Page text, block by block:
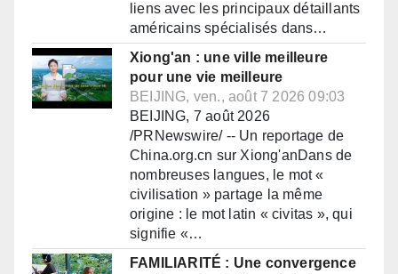
liens avec les principaux détaillants
américains spécialisés dans…
Xiong'an : une ville meilleure
pour une vie meilleure
BEIJING, ven., août 7 2026 09:03
BEIJING, 7 août 2026
/PRNewswire/ -- Un reportage de
China.org.cn sur Xiong'anDans de
nombreuses langues, le mot «
civilisation » partage la même
origine : le mot latin « civitas », qui
signifie «…
FAMILIARITÉ : Une convergence